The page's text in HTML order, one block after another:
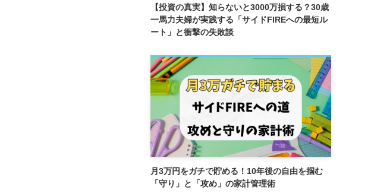
【投資の真実】知らないと3000万損する？30歳
一馬力夫婦が実践する「サイドFIREへの最短ル
ート」と衝撃の失敗談
月3万円をガチで貯める！10年後の自由を掴む
「守り」と「攻め」の家計管理術